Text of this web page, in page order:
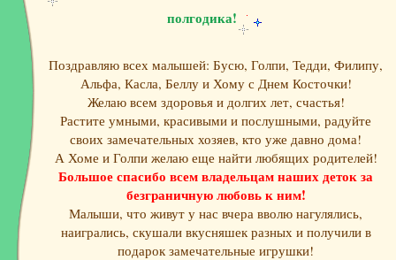
полгодика!
Поздравляю всех малышей: Бусю, Голпи, Тедди, Филипу,
Альфа, Касла, Беллу и Хому с Днем Косточки!
Желаю всем здоровья и долгих лет, счастья!
Растите умными, красивыми и послушными, радуйте
своих замечательных хозяев, кто уже давно дома!
А Хоме и Голпи желаю еще найти любящих родителей!
Большое спасибо всем владельцам наших деток за
безграничную любовь к ним!
Малыши, что живут у нас вчера вволю нагулялись,
наигрались, скушали вкусняшек разных и получили в
подарок замечательные игрушки!